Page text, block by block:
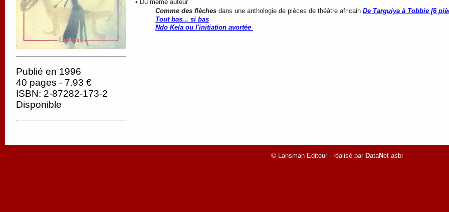
Publié en 1996
40 pages - 7.93 €
ISBN: 2-87282-173-2
Disponible
• Du même auteur
Comme des flèches dans une anthologie de pièces de théâtre africain De Targuiya à Tobbie [6
Tout bas... si bas
Ndo Kela ou l'initiation avortée
© Lansman Editeur - réalisé par DataNet asbl